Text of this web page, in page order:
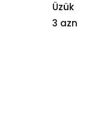
Üzük
3 azn